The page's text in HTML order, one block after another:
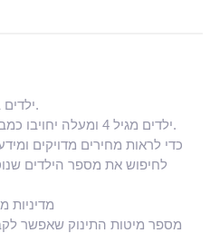
ילדים בכל גיל מתקבלים בברכה.
ילדים מגיל 4 ומעלה יחויבו כמבוגרים במקום האירוח הזה.
כדי לראות מחירים מדויקים
לחיפוש את מספר הילדים
מדיניות
מספר מיטות התינוק שאפשר